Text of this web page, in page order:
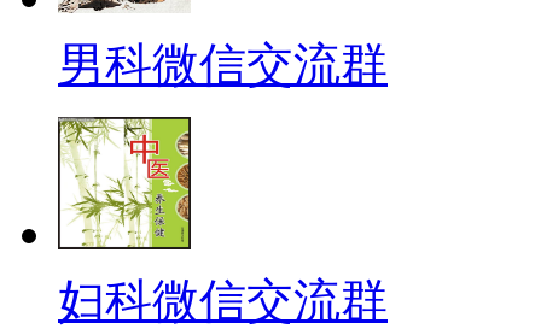
男科微信交流群
妇科微信交流群